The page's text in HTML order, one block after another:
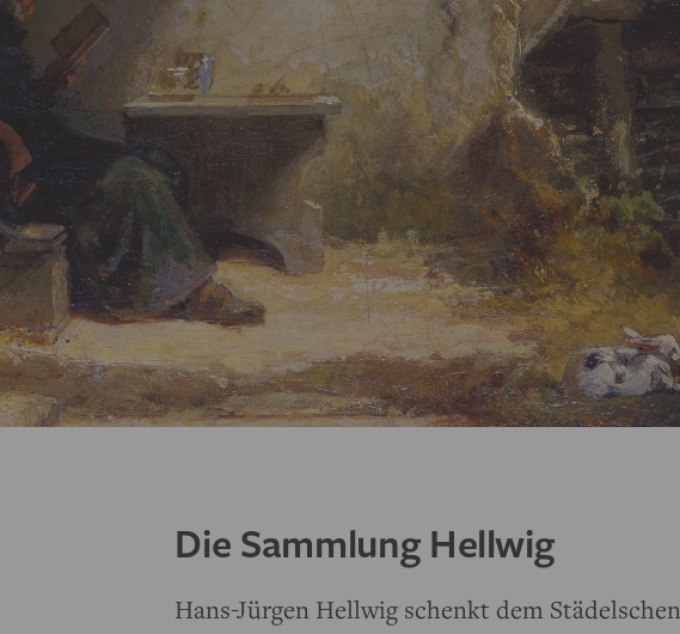
Die Sammlung Hellwig
Hans-Jürgen Hellwig schenkt dem